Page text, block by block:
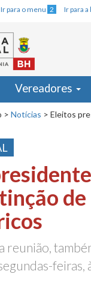
Ir para o menu 2 Ir para a
Vereadores
> Notícias > Eleitos
reunião,
feiras,